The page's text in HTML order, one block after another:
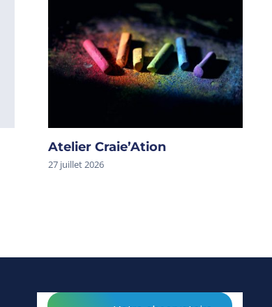
Atelier Craie’Ation
27 juillet 2026